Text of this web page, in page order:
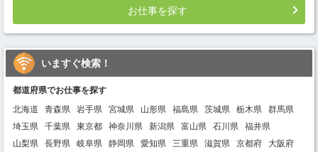
お仕事を探す
いますぐ検索！
都道府県でお仕事を探す
北海道
青森県 岩手県 宮城県 山形県 福島県 茨城県 栃木県
群馬県
埼玉県
千葉県 東京都 神奈川県 新潟県 富山県 石川県
福井県
山梨県
長野県 岐阜県 静岡県 愛知県 三重県 滋賀県 京都府 大阪府